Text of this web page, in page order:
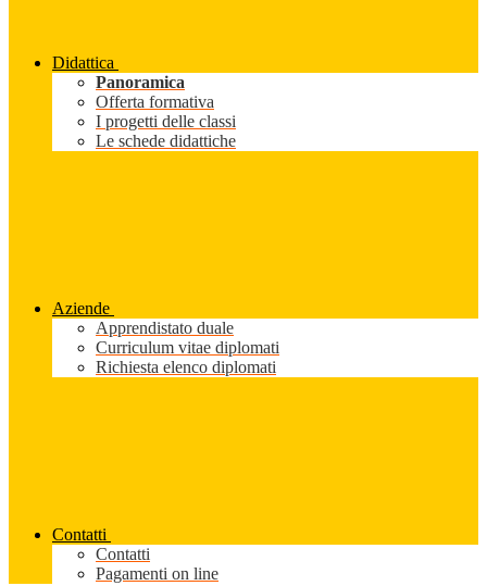
Didattica
Panoramica
Offerta formativa
I progetti delle classi
Le schede didattiche
Aziende
Apprendistato duale
Curriculum vitae diplomati
Richiesta elenco diplomati
Contatti
Contatti
Pagamenti on line